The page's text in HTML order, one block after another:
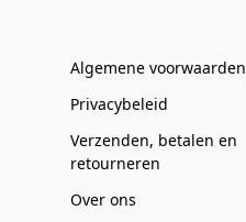
Algemene voorwaarden
Privacybeleid
Verzenden, betalen en
retourneren
Over ons